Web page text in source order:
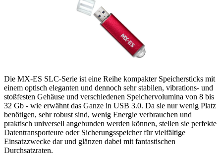
Die MX-ES SLC-Serie ist eine Reihe kompakter Speichersticks mit
einem optisch eleganten und dennoch sehr stabilen, vibrations- und
stoßfesten Gehäuse und verschiedenen Speichervolumina von 8 bis
32 Gb - wie erwähnt das Ganze in USB 3.0. Da sie nur wenig Platz
benötigen, sehr robust sind, wenig Energie verbrauchen und
praktisch universell angebunden werden können, stellen sie perfekte
Datentransporteure oder Sicherungsspeicher für vielfältige
Einsatzzwecke dar und glänzen dabei mit fantastischen
Durchsatzraten.